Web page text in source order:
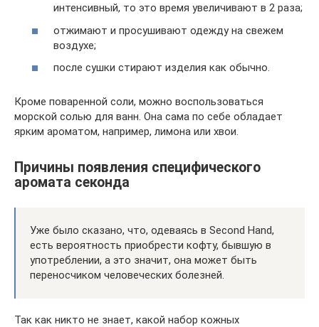
интенсивный, то это время увеличивают в 2 раза;
отжимают и просушивают одежду на свежем
воздухе;
после сушки стирают изделия как обычно.
Кроме поваренной соли, можно воспользоваться
морской солью для ванн. Она сама по себе обладает
ярким ароматом, например, лимона или хвои.
Причины появления специфического
аромата секонда
Уже было сказано, что, одеваясь в Second Hand,
есть вероятность приобрести кофту, бывшую в
употреблении, а это значит, она может быть
переносчиком человеческих болезней.
Так как никто не знает, какой набор кожных